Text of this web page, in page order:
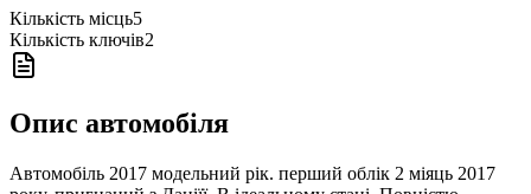
Кількість місць5
Кількість ключів2
Опис автомобіля
Автомобіль 2017 модельний рік. перший облік 2 міяць 2017